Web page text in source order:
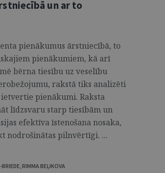
un ar to
pienākumus ārstniecībā, to
pienākumiem, kā arī
bērna tiesību uz veselību
rakstā tiks analizēti
pienākumi. Raksta
līdzsvaru starp tiesībām un
efektīva īstenošana nosaka,
nodrošinātas pilnvērtīgi. ...
,RIMMA BEĻIKOVA